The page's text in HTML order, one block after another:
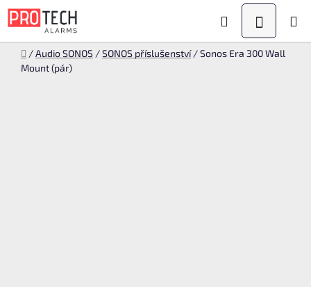
Přejít
na
Hledat
KOŠÍK
Domů
/Audio SONOS /SONOS příslušenství /Sonos Era 300 Wall
Mount (pár)